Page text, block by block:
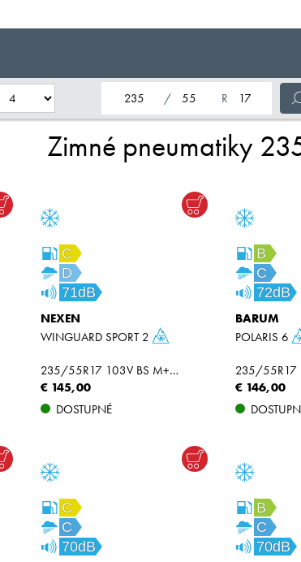
nominálna šírka pneumatiky
profil pneumatikynominálny
Zimné pneumatiky
C
D
71dB
NEXEN
WINGUARD SPORT 2
235/55R17 103V BS M+S RPB XL
€ 145,00
DOSTUPNÉ
B
C
72dB
BARUM
POLARIS 6
€ 146,00
C
C
70dB
B
C
70dB